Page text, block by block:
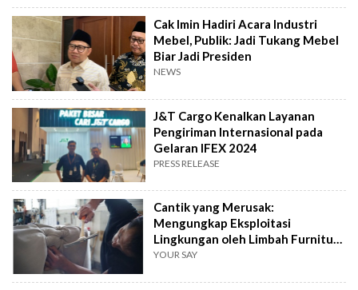
Cak Imin Hadiri Acara Industri
Mebel, Publik: Jadi Tukang Mebel
Biar Jadi Presiden
NEWS
J&T Cargo Kenalkan Layanan
Pengiriman Internasional pada
Gelaran IFEX 2024
PRESS RELEASE
Cantik yang Merusak:
Mengungkap Eksploitasi
Lingkungan oleh Limbah Furniture
yang Kerap Diabaikan Mata
YOUR SAY